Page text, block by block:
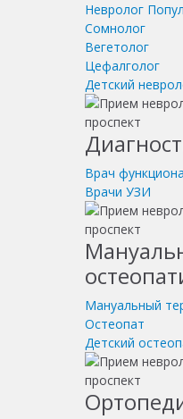
Невролог
Сомнолог
Вегетолог
Цефалголог
Детский
Врач
Врачи УЗИ
Мануальный
Остеопат
Детский